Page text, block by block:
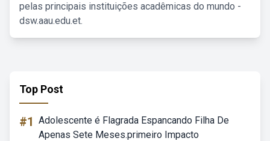
pelas principais instituições acadêmicas do mundo -
dsw.aau.edu.et.
Top Post
#1 Adolescente é Flagrada Espancando Filha De
Apenas Sete Meses.primeiro Impacto